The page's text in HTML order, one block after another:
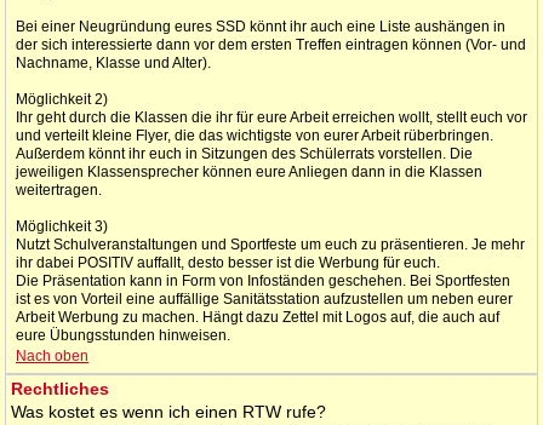
Bei einer Neugründung eures SSD könnt ihr auch eine Liste aushängen in
der sich interessierte dann vor dem ersten Treffen eintragen können (Vor- und
Nachname, Klasse und Alter).
Möglichkeit 2)
Ihr geht durch die Klassen die ihr für eure Arbeit erreichen wollt, stellt euch vor
und verteilt kleine Flyer, die das wichtigste von eurer Arbeit rüberbringen.
Außerdem könnt ihr euch in Sitzungen des Schülerrats vorstellen. Die
jeweiligen Klassensprecher können eure Anliegen dann in die Klassen
weitertragen.
Möglichkeit 3)
Nutzt Schulveranstaltungen und Sportfeste um euch zu präsentieren. Je mehr
ihr dabei POSITIV auffallt, desto besser ist die Werbung für euch.
Die Präsentation kann in Form von Infoständen geschehen. Bei Sportfesten
ist es von Vorteil eine auffällige Sanitätsstation aufzustellen um neben eurer
Arbeit Werbung zu machen. Hängt dazu Zettel mit Logos auf, die auch auf
eure Übungsstunden hinweisen.
Nach oben
Rechtliches
Was kostet es wenn ich einen RTW rufe?